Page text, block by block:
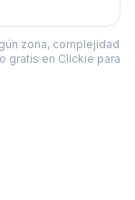
zona, complejidad
gratis en Clickie para